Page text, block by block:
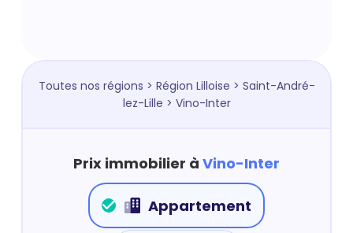
Toutes nos régions > Région Lilloise > Saint-André-
lez-Lille > Vino-Inter
Prix immobilier à Vino-Inter
Appartement